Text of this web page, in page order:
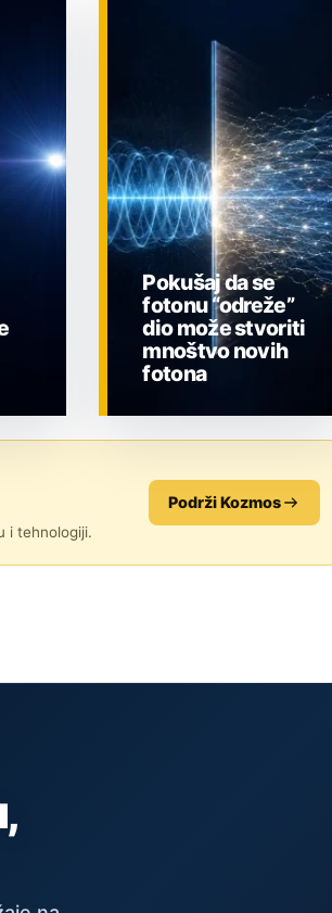
Pokušaj da se
fotonu “odreže”
dio može stvoriti
mnoštvo novih
fotona
i tehnologiji.
Podrži Kozmos